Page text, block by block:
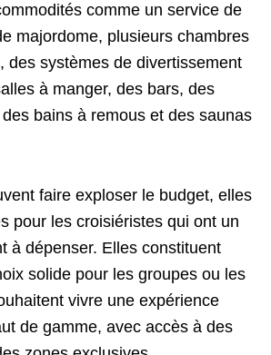
comme un service de
majordome, plusieurs chambres
des systèmes de divertissement
à manger, des bars, des
bains à remous et des saunas
faire exploser le budget, elles
pour les croisiéristes qui ont un
à dépenser. Elles constituent
solide pour les groupes ou les
vivre une expérience
de gamme, avec accès à des